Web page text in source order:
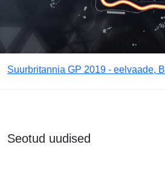
Suurbritannia GP 2019 - eelvaade,
Seotud uudised